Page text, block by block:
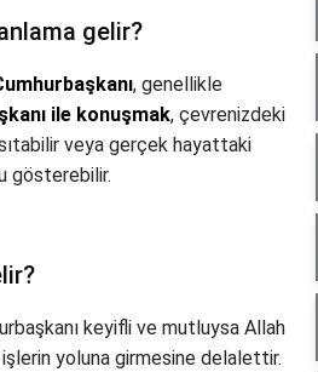
gelir?
, genellikle
ile konuşmak, çevrenizdeki
veya gerçek hayattaki
gösterebilir.
keyifli ve mutluysa Allah
işlerin yoluna girmesine delalettir.